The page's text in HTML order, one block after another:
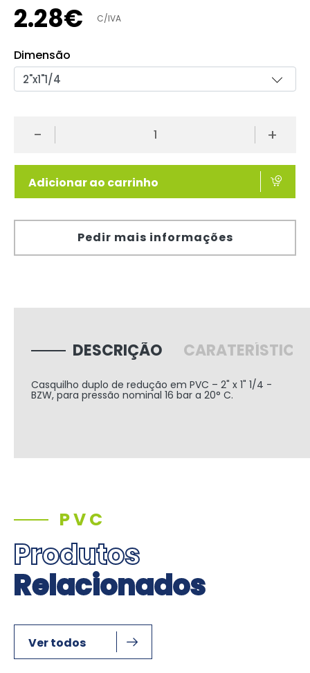
2.28€ C/IVA
Dimensão
- +
Adicionar ao carrinho
Pedir mais informações
DESCRIÇÃO
Casquilho duplo de redução em PVC – 2" x 1" 1/4 -
BZW, para pressão nominal 16 bar a 20° C.
PVC
Produtos
Relacionados
Ver todos